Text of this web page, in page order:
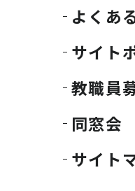
よくあ
サイト
教職員
同窓会
サイト